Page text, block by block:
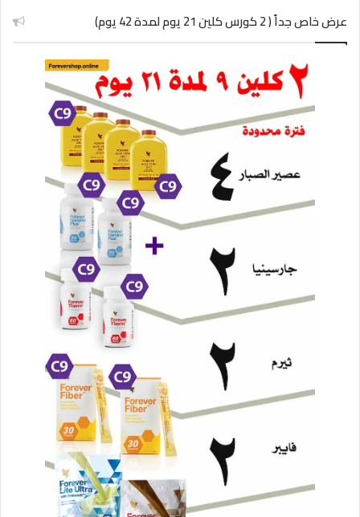
عرض خاص جداً ( 2 كورس كلين 21 يوم لمدة 42 يوم)